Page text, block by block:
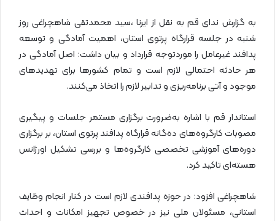
به گزارش ندای قم به نقل از ایرنا ،سید محمدتقی شاهچراغی روز
شنبه در جلسه قرارگاه پرتوی استان، اهمیت آمادگی و توسعه
پدافند غیرعامل را موردتوجه قرارداد و بیان داشت: اصل آمادگی در
هر حادثه احتمالی لازم است و تمام کشورها برای تهدیدهای
موجود و آتی برنامه‌ریزی و تدابیر لازم را اتخاذ می‌کنند.
استاندار قم با اشاره به‌ضرورت برگزاری مستمر جلسات و پیگیری
مصوبات کارگروه‌های ده‌گانه قرارگاه پدافند پرتوی استان، بر برگزاری
دوره‌های آموزشی تخصصی کارگروه‌ها و بررسی تشکیل اورژانس
هسته‌ای تاکید کرد.
شاهچراغی افزود: در حوزه پدافندی لازم است در کنار انجام وظایف
استانی، مسئولان ملی نیز در خصوص تجهیز امکانات و احداث